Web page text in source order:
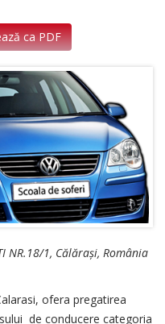
ca PDF
NR.18/1, Călărași, România
ofera pregatirea
de conducere categoria